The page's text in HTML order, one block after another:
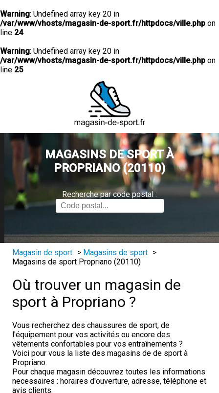
Warning: Undefined array key 20 in
/var/www/vhosts/magasin-de-sport.fr/httpdocs/ville.php on
line 24
Warning: Undefined array key 20 in
/var/www/vhosts/magasin-de-sport.fr/httpdocs/ville.php on
line 25
MAGASINS DE SPORT À
PROPRIANO (20110)
Recherche par code postal :
Magasin de sport > Magasins de sport >
Magasins de sport Propriano (20110)
Où trouver un magasin de
sport à Propriano ?
Vous recherchez des chaussures de sport, de
l'équipement pour vos activités ou encore des
vêtements confortables pour vos entraînements ?
Voici pour vous la liste des magasins de de sport à
Propriano.
Pour chaque magasin découvrez toutes les informations
necessaires : horaires d'ouverture, adresse, téléphone et
avis clients.